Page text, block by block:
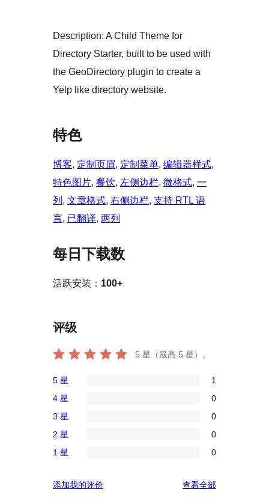
Description: A Child Theme for
Directory Starter, built to be used with
the GeoDirectory plugin to create a
Yelp like directory website.
特色
博客, 定制页眉, 定制菜单, 编辑器样式
特色图片, 餐饮, 左侧边栏, 微格式, 一
列 , 文章格式, 右侧边栏, 支持 RTL 语
言, 已翻译, 两列
每日下载数
活跃安装： 100+
评级
5 星（最高 5 星）。
条
5
星
评
5 星 1
条
4
星
价
4 星 0
条
3
评
3 星 0
条
星
2 星 0
1
1 星 0
添加我的评价 查看全部评